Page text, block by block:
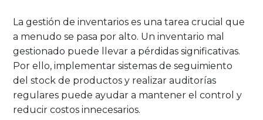
La gestión de inventarios es una tarea crucial que
a menudo se pasa por alto. Un inventario mal
gestionado puede llevar a pérdidas significativas.
Por ello, implementar sistemas de seguimiento
del stock de productos y realizar auditorías
regulares puede ayudar a mantener el control y
reducir costos innecesarios.